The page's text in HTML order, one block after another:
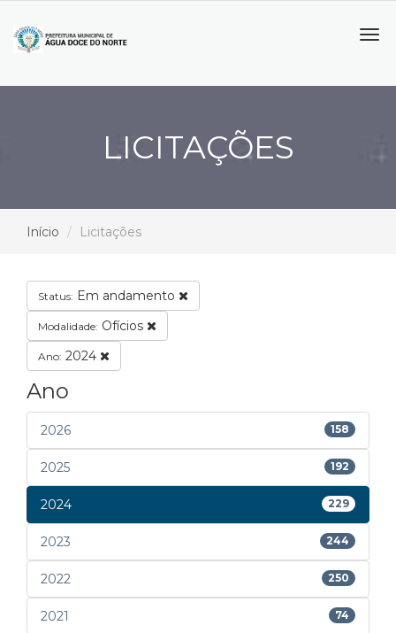
LICITAÇÕES
Início Licitações
Status: Em andamento
Modalidade: Ofícios
Ano: 2024
Ano
2026 158
2025 192
2024 229
2023 244
2022 250
2021 74